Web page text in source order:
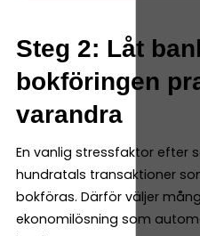
Steg 2: Låt
bokföringen
varandra
En vanlig stressfaktor efter
hundratals transaktioner
bokföras. Därför väljer
ekonomilösning som